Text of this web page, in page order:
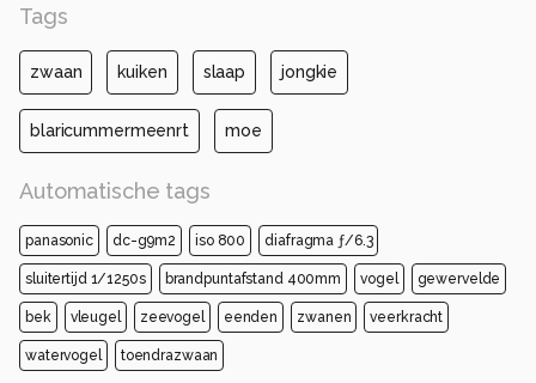
Tags
zwaan kuiken slaap jongkie
blaricummermeenrt moe
Automatische tags
panasonic dc-g9m2 iso 800 diafragma ƒ/6.3
sluitertijd 1/1250s brandpuntafstand 400mm vogel gewervelde
bek vleugel zeevogel eenden zwanen veerkracht
watervogel toendrazwaan